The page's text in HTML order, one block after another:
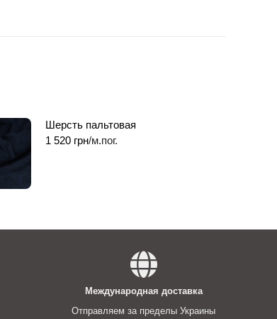
Шерсть пальтовая
1 520 грн/м.пог.
Международная доставка
Отправляем за пределы Украины